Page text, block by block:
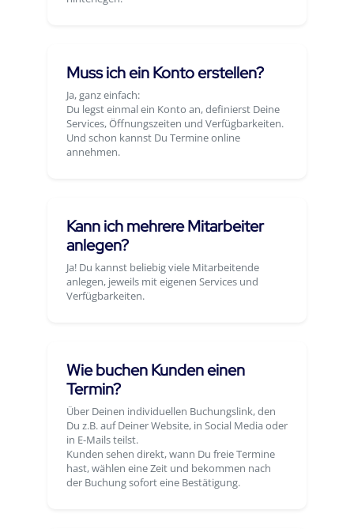
Muss ich ein Konto erstellen?
Ja, ganz einfach:
Du legst einmal ein Konto an, definierst Deine
Services, Öffnungszeiten und Verfügbarkeiten.
Und schon kannst Du Termine online
annehmen.
Kann ich mehrere Mitarbeiter
anlegen?
Ja! Du kannst beliebig viele Mitarbeitende
anlegen, jeweils mit eigenen Services und
Verfügbarkeiten.
Wie buchen Kunden einen
Termin?
Über Deinen individuellen Buchungslink, den
Du z.B. auf Deiner Website, in Social Media oder
in E-Mails teilst.
Kunden sehen direkt, wann Du freie Termine
hast, wählen eine Zeit und bekommen nach
der Buchung sofort eine Bestätigung.